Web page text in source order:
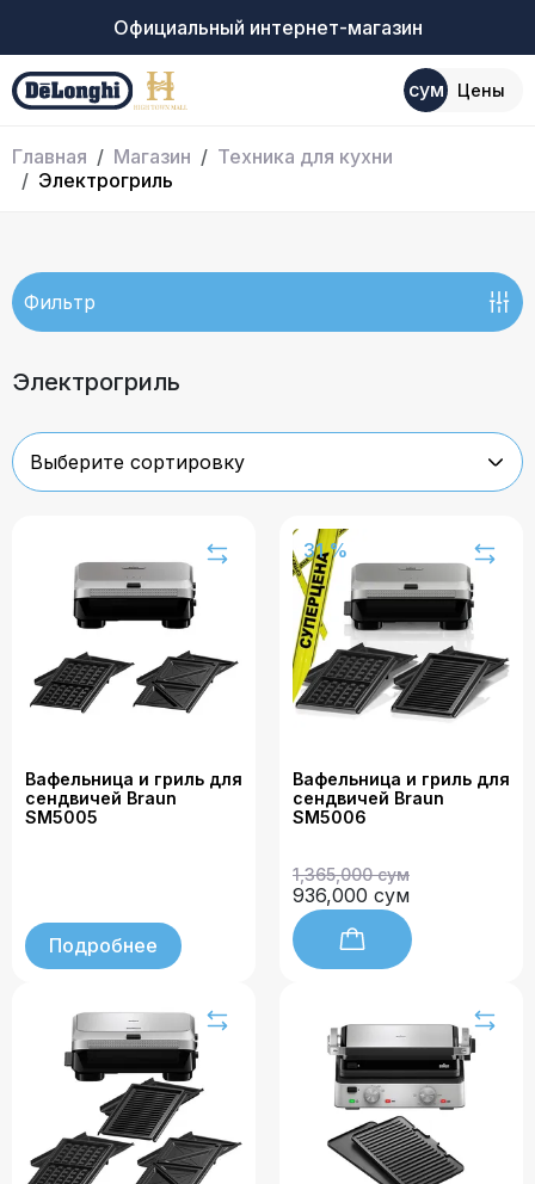
Официальный интернет-магазин
сум Цены
Главная Магазин
Техника для кухни
Электрогриль
Фильтр
Электрогриль
Выберите сортировку
Вафельница и гриль для
сендвичей Braun
SM5005
Подробнее
31 %
Вафельница и гриль для
сендвичей Braun
SM5006
1,365,000 сум
936,000 сум